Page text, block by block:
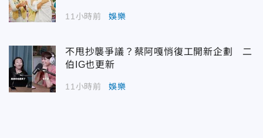
11小時前 娛樂
不甩抄襲爭議？蔡阿嘎悄復工開新企劃 二
伯IG也更新
11小時前 娛樂